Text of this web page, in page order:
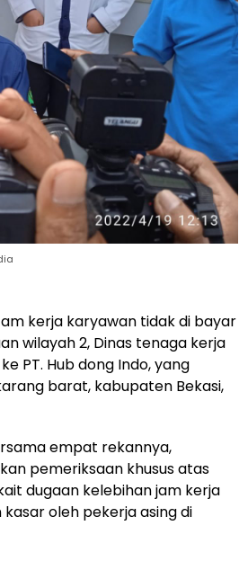
kerja karyawan tidak di bayar
wilayah 2, Dinas tenaga kerja
PT. Hub dong Indo, yang
barat, kabupaten Bekasi,
empat rekannya,
pemeriksaan khusus atas
dugaan kelebihan jam kerja
oleh pekerja asing di
Polsek
Pemilik
Hukum
Detik-Detik
Menegangkan
Ibu-Ibu Hadang
Karawang, Pelaku
Lolos di Tengah
Keramaian!